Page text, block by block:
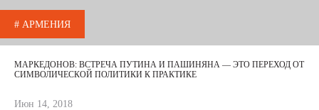
# АРМЕНИЯ
МАРКЕДОНОВ: ВСТРЕЧА ПУТИНА И ПАШИНЯНА — ЭТО ПЕРЕХОД ОТ
СИМВОЛИЧЕСКОЙ ПОЛИТИКИ К ПРАКТИКЕ
Июн 14, 2018